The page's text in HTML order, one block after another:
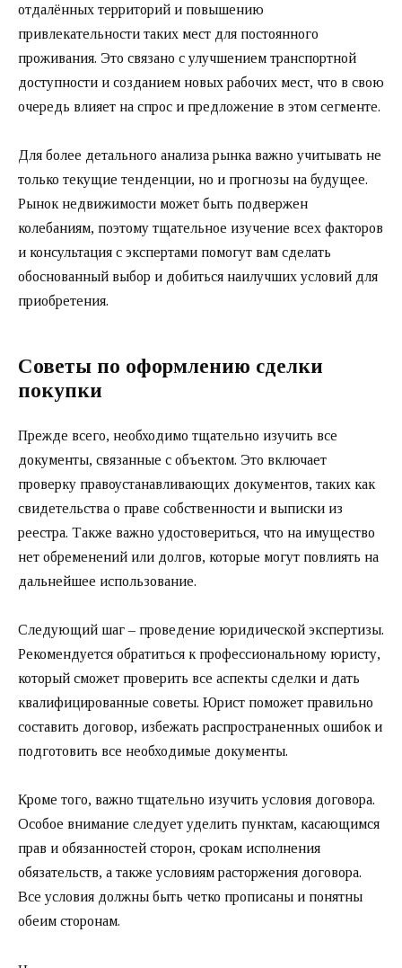
отдалённых территорий и повышению
привлекательности таких мест для постоянного
проживания. Это связано с улучшением транспортной
доступности и созданием новых рабочих мест, что в свою
очередь влияет на спрос и предложение в этом сегменте.
Для более детального анализа рынка важно учитывать не
только текущие тенденции, но и прогнозы на будущее.
Рынок недвижимости может быть подвержен
колебаниям, поэтому тщательное изучение всех факторов
и консультация с экспертами помогут вам сделать
обоснованный выбор и добиться наилучших условий для
приобретения.
Советы по оформлению сделки
покупки
Прежде всего, необходимо тщательно изучить все
документы, связанные с объектом. Это включает
проверку правоустанавливающих документов, таких как
свидетельства о праве собственности и выписки из
реестра. Также важно удостовериться, что на имущество
нет обременений или долгов, которые могут повлиять на
дальнейшее использование.
Следующий шаг – проведение юридической экспертизы.
Рекомендуется обратиться к профессиональному юристу,
который сможет проверить все аспекты сделки и дать
квалифицированные советы. Юрист поможет правильно
составить договор, избежать распространенных ошибок и
подготовить все необходимые документы.
Кроме того, важно тщательно изучить условия договора.
Особое внимание следует уделить пунктам, касающимся
прав и обязанностей сторон, срокам исполнения
обязательств, а также условиям расторжения договора.
Все условия должны быть четко прописаны и понятны
обеим сторонам.